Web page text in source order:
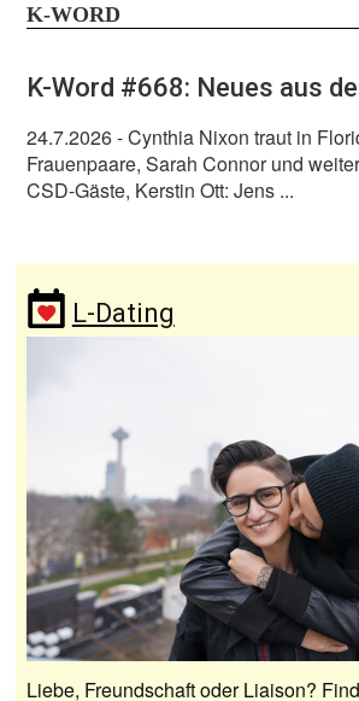
K-WORD
K-Word #668: Neues aus
24.7.2026- Cynthia Nixon traut in
Frauenpaare, Sarah Connor und
CSD-Gäste, Kerstin Ott: Jens ...
L-Dating
Liebe, Freundschaft oder Liaison?